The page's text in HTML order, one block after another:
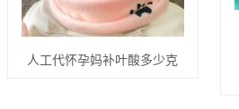
人工代怀孕妈补叶酸多少克